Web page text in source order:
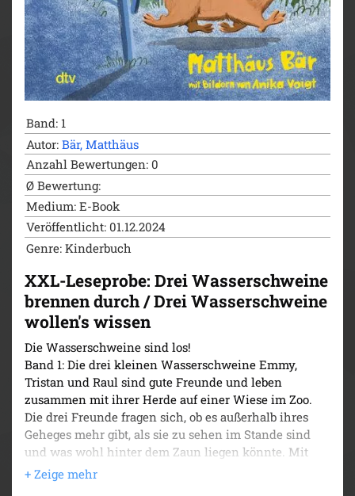
Band: 1
Autor: Bär, Matthäus
Anzahl Bewertungen: 0
Ø Bewertung:
Medium: E-Book
Veröffentlicht: 01.12.2024
Genre: Kinderbuch
XXL-Leseprobe: Drei Wasserschweine
brennen durch / Drei Wasserschweine
wollen's wissen
Die Wasserschweine sind los!
Band 1: Die drei kleinen Wasserschweine Emmy,
Tristan und Raul sind gute Freunde und leben
zusammen mit ihrer Herde auf einer Wiese im Zoo.
Die drei Freunde fragen sich, ob es außerhalb ihres
Geheges mehr gibt, als sie zu sehen im Stande sind
und was wohl hinter dem Zaun liegen könnte. Mit
Mut, Geschick und etwas Glück gelingt es ihnen, die
Absperrung zu überwinden und so das »Mehr« und